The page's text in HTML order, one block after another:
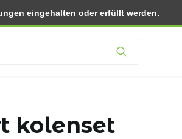
kolenset
eingehalten oder erfüllt werden.